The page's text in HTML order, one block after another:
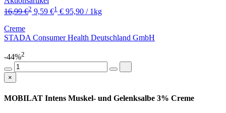
16,99 €2 9,59 €1 € 95,90 / 1kg
Creme
STADA Consumer Health Deutschland GmbH
-44%2
×
MOBILAT Intens Muskel- und Gelenksalbe 3% Creme